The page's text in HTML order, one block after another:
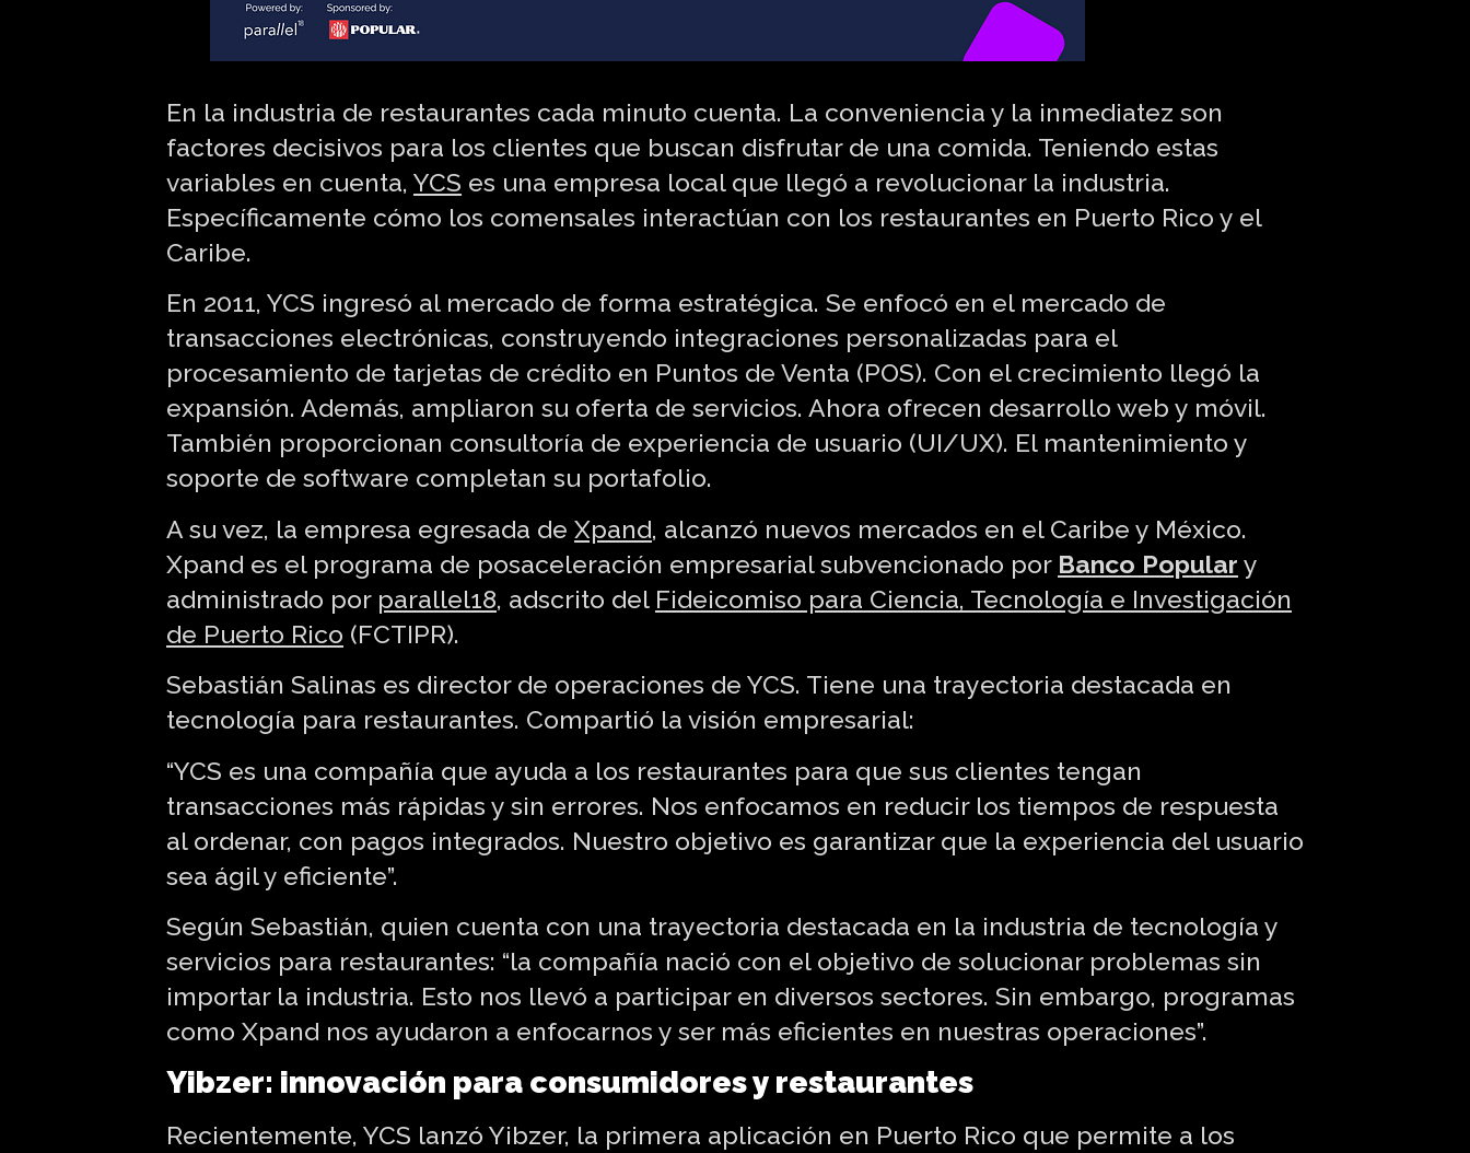
En la industria de restaurantes cada minuto cuenta. La conveniencia y la inmediatez son
factores decisivos para los clientes que buscan disfrutar de una comida. Teniendo estas
variables en cuenta, YCS es una empresa local que llegó a revolucionar la industria.
Específicamente cómo los comensales interactúan con los restaurantes en Puerto Rico y el
Caribe.
En 2011, YCS ingresó al mercado de forma estratégica. Se enfocó en el mercado de
transacciones electrónicas, construyendo integraciones personalizadas para el
procesamiento de tarjetas de crédito en Puntos de Venta (POS). Con el crecimiento llegó la
expansión. Además, ampliaron su oferta de servicios. Ahora ofrecen desarrollo web y móvil.
También proporcionan consultoría de experiencia de usuario (UI/UX). El mantenimiento y
soporte de software completan su portafolio.
A su vez, la empresa egresada de Xpand, alcanzó nuevos mercados en el Caribe y México.
Xpand es el programa de posaceleración empresarial subvencionado por Banco Popular y
administrado por parallel18, adscrito del Fideicomiso para Ciencia, Tecnología e Investigación
de Puerto Rico (FCTIPR).
Sebastián Salinas es director de operaciones de YCS. Tiene una trayectoria destacada en
tecnología para restaurantes. Compartió la visión empresarial:
“YCS es una compañía que ayuda a los restaurantes para que sus clientes tengan
transacciones más rápidas y sin errores. Nos enfocamos en reducir los tiempos de respuesta
al ordenar, con pagos integrados. Nuestro objetivo es garantizar que la experiencia del usuario
sea ágil y eficiente”.
Según Sebastián, quien cuenta con una trayectoria destacada en la industria de tecnología y
servicios para restaurantes: “la compañía nació con el objetivo de solucionar problemas sin
importar la industria. Esto nos llevó a participar en diversos sectores. Sin embargo, programas
como Xpand nos ayudaron a enfocarnos y ser más eficientes en nuestras operaciones”.
Yibzer: innovación para consumidores y restaurantes
Recientemente, YCS lanzó Yibzer, la primera aplicación en Puerto Rico que permite a los